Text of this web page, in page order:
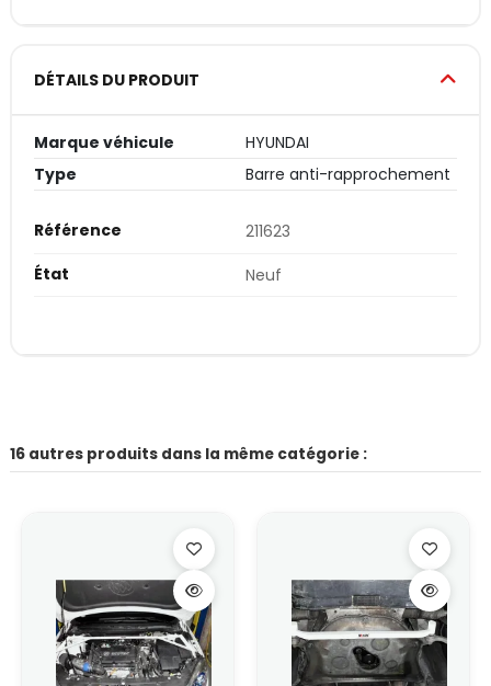
DÉTAILS DU PRODUIT
Marque véhicule
HYUNDAI
Type
Barre anti-rapprochement
Référence
211623
État
Neuf
16 autres produits dans la même catégorie :